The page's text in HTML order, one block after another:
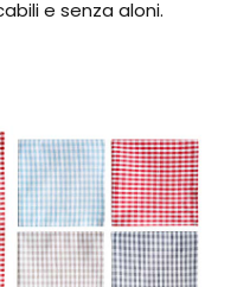
e senza aloni.